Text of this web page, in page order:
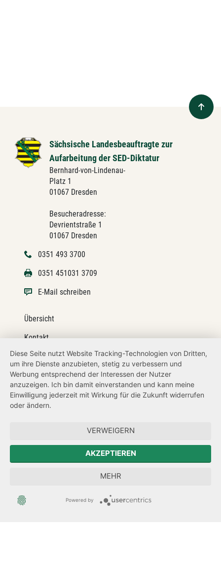
Sächsische Landesbeauftragte zur
Aufarbeitung der SED-Diktatur
Bernhard-von-Lindenau-
Platz 1
01067 Dresden
Besucheradresse:
Devrientstraße 1
01067 Dresden
0351 493 3700
0351 451031 3709
E-Mail schreiben
Übersicht
Kontakt
Impressum
Datenschutz
Transparenzanspruch
Forum Mitteleuropa
Der Sächsische Integrationsbeauftragte
Diese Seite nutzt Website Tracking-Technologien von Dritten,
um ihre Dienste anzubieten, stetig zu verbessern und
Werbung entsprechend der Interessen der Nutzer
anzuzeigen. Ich bin damit einverstanden und kann meine
Einwilligung jederzeit mit Wirkung für die Zukunft widerrufen
oder ändern.
VERWEIGERN
AKZEPTIEREN
MEHR
Powered by